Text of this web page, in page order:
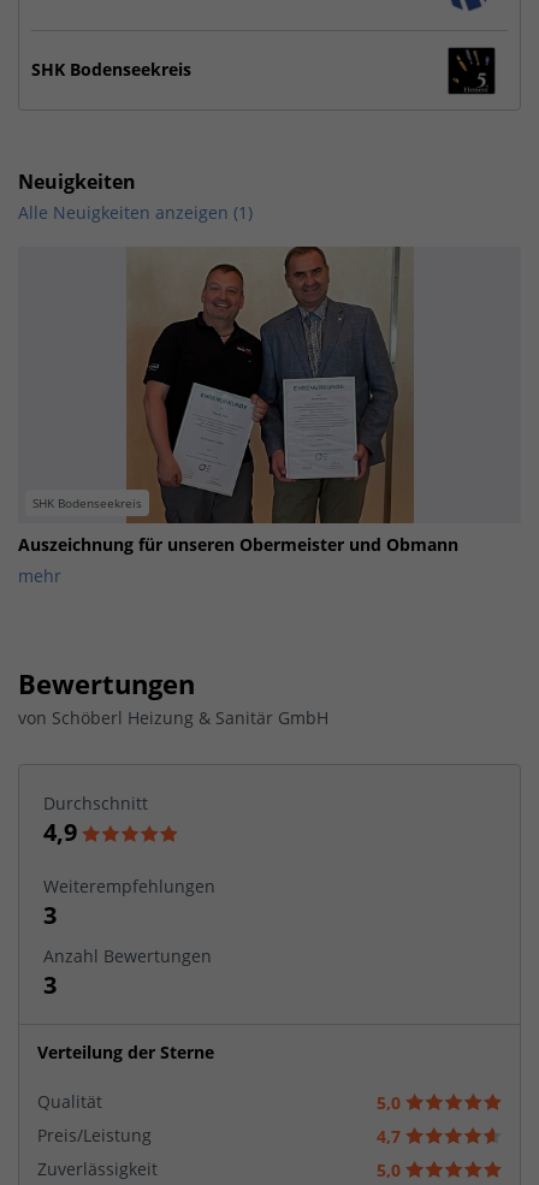
SHK Bodenseekreis
Neuigkeiten
Alle Neuigkeiten anzeigen (1)
SHK Bodenseekreis
Auszeichnung für unseren Obermeister und Obmann
mehr
Bewertungen
von Schöberl Heizung & Sanitär GmbH
Durchschnitt
4,9
Weiterempfehlungen
3
Anzahl Bewertungen
3
Verteilung der Sterne
Qualität
5,0
Preis/Leistung
4,7
Zuverlässigkeit
5,0